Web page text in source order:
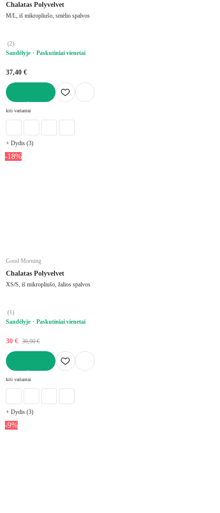
Chalatas Polyvelvet
M/L, iš mikropliušo, smėlio spalvos
(2)
Sandėlyje
Paskutiniai vienetai
37,40 €
kiti variantai
+ Dydis (3)
-18%
Good Morning
Chalatas Polyvelvet
XS/S, iš mikropliušo, žalios spalvos
(1)
Sandėlyje
Paskutiniai vienetai
30 € 36,90 €
kiti variantai
+ Dydis (3)
-9%